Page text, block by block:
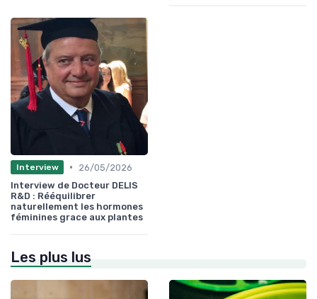
Interview •
26/05/2026
Interview de Docteur DELIS
R&D : Rééquilibrer
naturellement les hormones
féminines grace aux plantes
Les plus lus